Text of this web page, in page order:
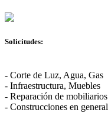
Solicitudes:
- Corte de Luz, Agua, Gas
- Infraestructura, Muebles
- Reparación de mobiliarios
- Construcciones en general